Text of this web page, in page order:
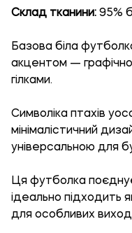
Склад тканини: 95%
Базова біла
акцентом —
гілками.
Символіка птахів
мінімалістичний
універсальною для
Ця футболка
ідеально підходить
для особливих